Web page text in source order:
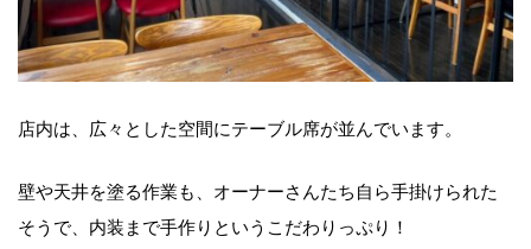
店内は、広々とした空間にテーブル席が並んでいます。
壁や天井を塗る作業も、オーナーさんたち自ら手掛けられた
そうで、内装まで手作りというこだわりっぷり！